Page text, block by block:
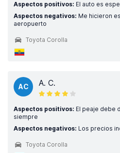
Aspectos positivos: El auto es
Aspectos negativos: Me hicieron
aeropuerto
Toyota Corolla
AC A. C.
Aspectos positivos: El peaje debe
siempre
Aspectos negativos: Los precios
Toyota Corolla